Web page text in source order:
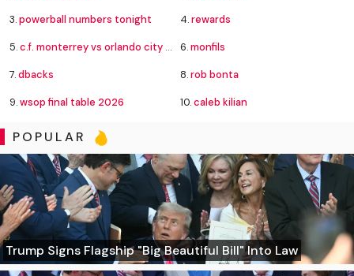
3.powerball numbers tonight 4.rewards
5.c.f. monterrey vs orlando city standings 6.monfils
7.dbacks 8.rob bonta
9.wsop final table 2026 10.caleb kilian
POPULAR
Trump Signs Flagship "Big Beautiful Bill" Into Law